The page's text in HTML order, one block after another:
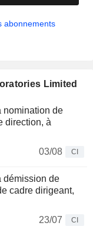
abonnements
Limited
nomination de
direction, à
03/08
CI
démission de
cadre dirigeant,
23/07
CI